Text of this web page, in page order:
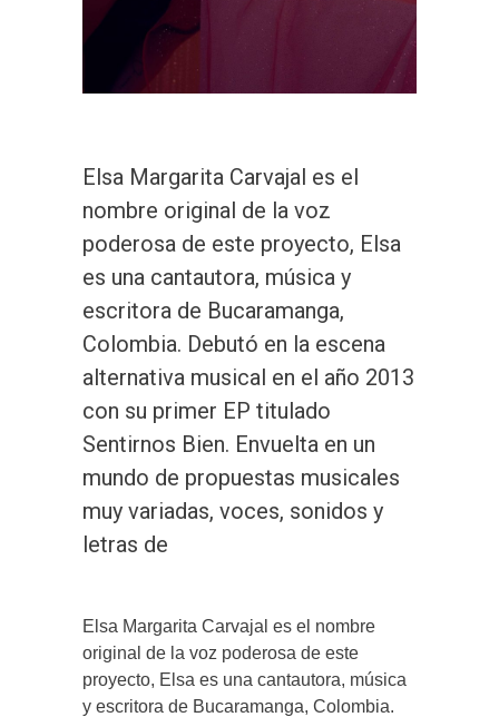
Elsa Margarita Carvajal es el
nombre original de la voz
poderosa de este proyecto, Elsa
es una cantautora, música y
escritora de Bucaramanga,
Colombia. Debutó en la escena
alternativa musical en el año 2013
con su primer EP titulado
Sentirnos Bien. Envuelta en un
mundo de propuestas musicales
muy variadas, voces, sonidos y
letras de
Elsa Margarita Carvajal es el nombre
original de la voz poderosa de este
proyecto, Elsa es una cantautora, música
y escritora de Bucaramanga, Colombia.